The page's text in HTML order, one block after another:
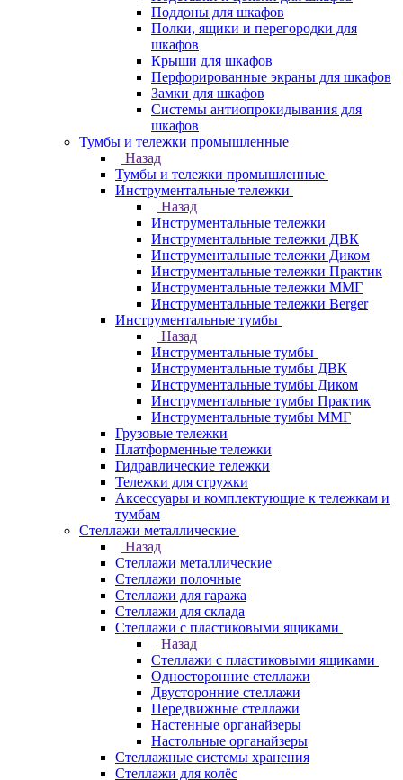
Поддоны для шкафов
Полки, ящики и перегородки для
шкафов
Крыши для шкафов
Перфорированные экраны для шкафов
Замки для шкафов
Системы антиопрокидывания для
шкафов
Тумбы и тележки промышленные
Назад
Тумбы и тележки промышленные
Инструментальные тележки
Назад
Инструментальные тележки
Инструментальные тележки ДВК
Инструментальные тележки Диком
Инструментальные тележки Практик
Инструментальные тележки ММГ
Инструментальные тележки Berger
Инструментальные тумбы
Назад
Инструментальные тумбы
Инструментальные тумбы ДВК
Инструментальные тумбы Диком
Инструментальные тумбы Практик
Инструментальные тумбы ММГ
Грузовые тележки
Платформенные тележки
Гидравлические тележки
Тележки для стружки
Аксесcуары и комплектующие к тележкам и
тумбам
Стеллажи металлические
Назад
Стеллажи металлические
Стеллажи полочные
Стеллажи для гаража
Стеллажи для склада
Стеллажи с пластиковыми ящиками
Назад
Стеллажи с пластиковыми ящиками
Односторонние стеллажи
Двусторонние стеллажи
Передвижные стеллажи
Настенные органайзеры
Настольные органайзеры
Стеллажные системы хранения
Стеллажи для колёс